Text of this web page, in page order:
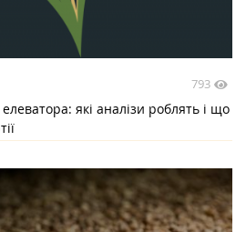
793
які аналізи роблять і що